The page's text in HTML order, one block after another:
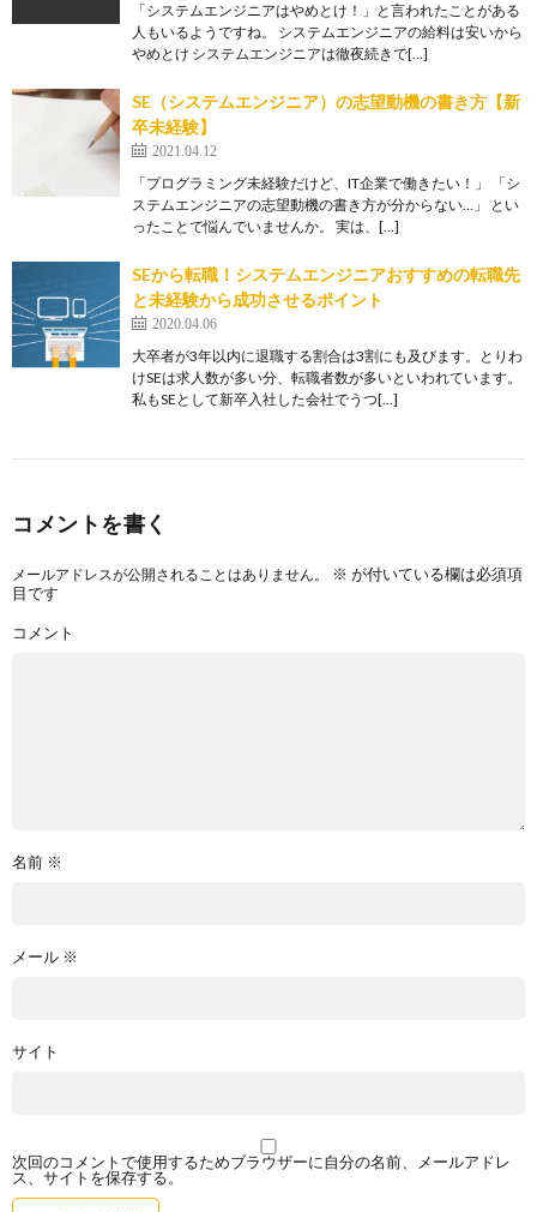
「システムエンジニアはやめとけ！」と言われたことがある
人もいるようですね。 システムエンジニアの給料は安いから
やめとけ システムエンジニアは徹夜続きで[…]
SE（システムエンジニア）の志望動機の書き方【新
卒未経験】
2021.04.12
「プログラミング未経験だけど、IT企業で働きたい！」 「シ
ステムエンジニアの志望動機の書き方が分からない…」 とい
ったことで悩んでいませんか。 実は、[…]
SEから転職！システムエンジニアおすすめの転職先
と未経験から成功させるポイント
2020.04.06
大卒者が3年以内に退職する割合は3割にも及びます。とりわ
けSEは求人数が多い分、転職者数が多いといわれています。
私もSEとして新卒入社した会社でうつ[…]
コメントを書く
メールアドレスが公開されることはありません。 ※ が付いている欄は必須項
目です
コメント
名前 ※
メール ※
サイト
次回のコメントで使用するためブラウザーに自分の名前、メールアドレ
ス、サイトを保存する。